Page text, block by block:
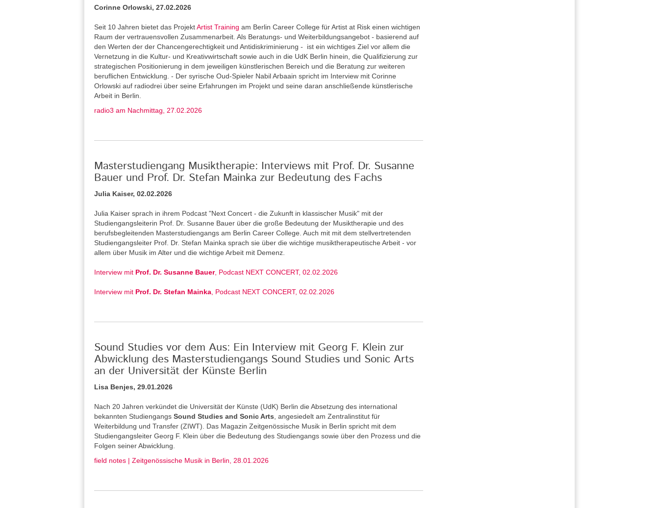
Corinne Orlowski, 27.02.2026
Seit 10 Jahren bietet das ProjektArtist Training am Berlin Career College für Artist at Risk einen wichtigen
Raum der vertrauensvollen Zusammenarbeit. Als Beratungs- und Weiterbildungsangebot - basierend auf
den Werten der der Chancengerechtigkeit und Antidiskriminierung - ist ein wichtiges Ziel vor allem die
Vernetzung in die Kultur- und Kreativwirtschaft sowie auch in die UdK Berlin hinein, die Qualifizierung zur
strategischen Positionierung in dem jeweiligen künstlerischen Bereich und die Beratung zur weiteren
beruflichen Entwicklung. - Der syrische Oud-Spieler Nabil Arbaain spricht im Interview mit Corinne
Orlowski auf radiodrei über seine Erfahrungen im Projekt und seine daran anschließende künstlerische
Arbeit in Berlin.
radio3 am Nachmittag, 27.02.2026
Masterstudiengang Musiktherapie: Interviews mit Prof. Dr. Susanne
Bauer und Prof. Dr. Stefan Mainka zur Bedeutung des Fachs
Julia Kaiser, 02.02.2026
Julia Kaiser sprach in ihrem Podcast "Next Concert - die Zukunft in klassischer Musik" mit der
Studiengangsleiterin Prof. Dr. Susanne Bauer über die große Bedeutung der Musiktherapie und des
berufsbegleitenden Masterstudiengangs am Berlin Career College. Auch mit mit dem stellvertretenden
Studiengangsleiter Prof. Dr. Stefan Mainka sprach sie über die wichtige musiktherapeutische Arbeit - vor
allem über Musik im Alter und die wichtige Arbeit mit Demenz.
Interview mit Prof. Dr. Susanne Bauer, Podcast NEXT CONCERT, 02.02.2026
Interview mit Prof. Dr. Stefan Mainka , Podcast NEXT CONCERT, 02.02.2026
Sound Studies vor dem Aus: Ein Interview mit Georg F. Klein zur
Abwicklung des Masterstudiengangs Sound Studies und Sonic Arts
an der Universität der Künste Berlin
Lisa Benjes, 29.01.2026
Nach 20 Jahren verkündet die Universität der Künste (UdK) Berlin die Absetzung des international
bekannten Studiengangs Sound Studies and Sonic Arts , angesiedelt am Zentralinstitut für
Weiterbildung und Transfer (ZIWT). Das Magazin Zeitgenössische Musik in Berlin spricht mit dem
Studiengangsleiter Georg F. Klein über die Bedeutung des Studiengangs sowie über den Prozess und die
Folgen seiner Abwicklung.
field notes | Zeitgenössische Musik in Berlin, 28.01.2026